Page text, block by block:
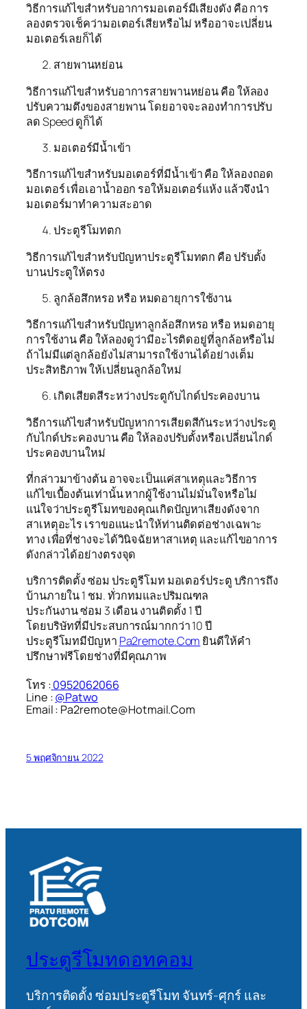
วิธีการแก้ไขสำหรับอาการมอเตอร์มีเสียงดัง คือ การ
ลองตรวจเช็คว่ามอเตอร์เสียหรือไม่ หรืออาจะเปลี่ยน
มอเตอร์เลยก็ได้
สายพานหย่อน
วิธีการแก้ไขสำหรับอาการสายพานหย่อน คือ ให้ลอง
ปรับความตึงของสายพาน โดยอาจจะลองทำการปรับ
ลด Speed ดูก็ได้
มอเตอร์มีน้ำเข้า
วิธีการแก้ไขสำหรับมอเตอร์ที่มีน้ำเข้า คือ ให้ลองถอด
มอเตอร์ เพื่อเอาน้ำออก รอให้มอเตอร์แห้ง แล้วจึงนำ
มอเตอร์มาทำความสะอาด
ประตูรีโมทตก
วิธีการแก้ไขสำหรับปัญหาประตูรีโมทตก คือ ปรับตั้ง
บานประตูให้ตรง
ลูกล้อสึกหรอ หรือ หมดอายุการใช้งาน
วิธีการแก้ไขสำหรับปัญหาลูกล้อสึกหรอ หรือ หมดอายุ
การใช้งาน คือ ให้ลองดูว่ามีอะไรติดอยู่ที่ลูกล้อหรือไม่
ถ้าไม่มีแต่ลูกล้อยังไม่สามารถใช้งานได้อย่างเต็ม
ประสิทธิภาพ ให้เปลี่ยนลูกล้อใหม่
เกิดเสียดสีระหว่างประตูกับไกด์ประคองบาน
วิธีการแก้ไขสำหรับปัญหาการเสียดสีกันระหว่างประตู
กับไกด์ประคองบาน คือ ให้ลองปรับตั้งหรือเปลี่ยนไกด์
ประคองบานใหม่
ที่กล่าวมาข้างต้น อาจจะเป็นแค่สาเหตุและวิธีการ
แก้ไขเบื้องต้นเท่านั้น หากผู้ใช้งานไม่มั่นใจหรือไม่
แน่ใจว่าประตูรีโมทของคุณเกิดปัญหาเสียงดังจาก
สาเหตุอะไร เราขอแนะนำให้ท่านติดต่อช่างเฉพาะ
ทาง เพื่อที่ช่างจะได้วินิจฉัยหาสาเหตุ และแก้ไขอาการ
ดังกล่าวได้อย่างตรงจุด
บริการติดตั้ง ซ่อม ประตูรีโมท มอเตอร์ประตู บริการถึง
บ้านภายใน 1 ชม. ทั่วกทมและปริมณฑล
ประกันงาน ซ่อม 3 เดือน งานติดตั้ง 1 ปี
โดยบริษัทที่มีประสบการณ์มากกว่า 10 ปี
ประตูรีโมทมีปัญหา Pa2remote.Com ยินดีให้คำ
ปรึกษาฟรีโดยช่างที่มีคุณภาพ
โทร :0952062066
Line :@Patwo
Email : Pa2remote@Hotmail.Com
5 พฤศจิกายน 2022
ประตูรีโมทดอทคอม
บริการติดตั้ง ซ่อมประตูรีโมท จันทร์-ศุกร์ และ